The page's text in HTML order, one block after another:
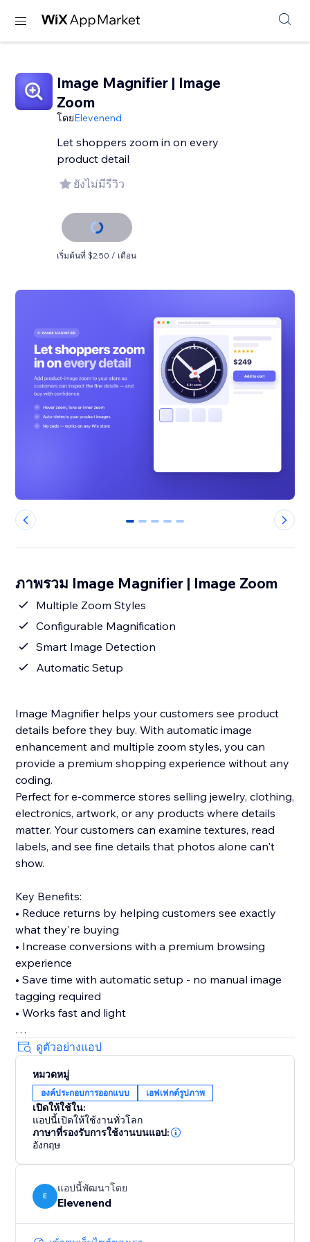
Image Magnifier | Image
Zoom
โดยElevenend
Let shoppers zoom in on every
product detail
ยังไม่มีรีวิว
เริ่มต้นที่ $2.50 / เดือน
0 1 2 3 4
ภาพรวม Image Magnifier | Image Zoom
Multiple Zoom Styles
Configurable Magnification
Smart Image Detection
Automatic Setup
Image Magnifier helps your customers see product
details before they buy. With automatic image
enhancement and multiple zoom styles, you can
provide a premium shopping experience without any
coding.
Perfect for e-commerce stores selling jewelry, clothing,
electronics, artwork, or any products where details
matter. Your customers can examine textures, read
labels, and see fine details that photos alone can't
show.
Key Benefits:
• Reduce returns by helping customers see exactly
what they're buying
• Increase conversions with a premium browsing
experience
• Save time with automatic setup - no manual image
tagging required
• Works fast and light
Features:
• Three professional zoom types: hover zoom,
magnifying lens, and inner zoom
• Adjustable magnification from 2x to 5x
• Intelligent filtering - only zooms large product
images, not logos or icons
• Customizable cursor styles
• Lightweight and fast - won't slow down your site
Set it up once in your dashboard, and every product
image on your site gets enhanced automatically. Your
ดูตัวอย่างแอป
หมวดหมู่
องค์ประกอบการออกแบบ เอฟเฟกต์รูปภาพ
เปิดให้ใช้ใน:
แอปนี้เปิดให้ใช้งานทั่วโลก
ภาษาที่รองรับการใช้งานบนแอป:
อังกฤษ
E
แอปนี้พัฒนาโดย
Elevenend